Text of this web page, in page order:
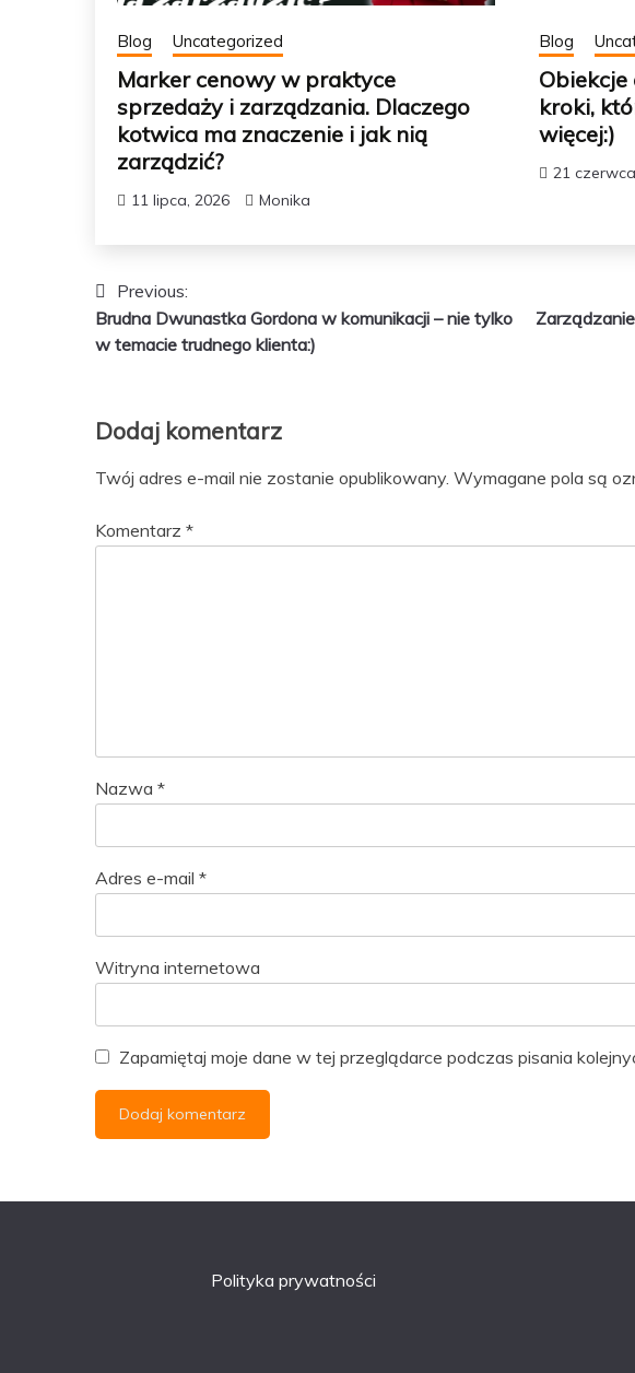
Blog Uncategorized
Marker cenowy w praktyce
sprzedaży i zarządzania. Dlaczego
kotwica ma znaczenie i jak nią
zarządzić?
11 lipca, 2026 Monika
Blog
kroki,
więcej:)
21
Nawigacja
wpisu
Previous:
Brudna Dwunastka Gordona w komunikacji – nie tylko
w temacie trudnego klienta:)
Dodaj komentarz
Twój adres e-mail nie zostanie opublikowany. Wymagane pola są
Komentarz *
Nazwa *
Adres e-mail *
Witryna internetowa
Zapamiętaj moje dane w tej przeglądarce podczas pisania
Polityka prywatności